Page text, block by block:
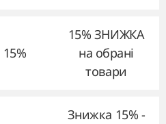
15%
15% ЗНИЖКА
на обрані
товари
Знижка 15% -